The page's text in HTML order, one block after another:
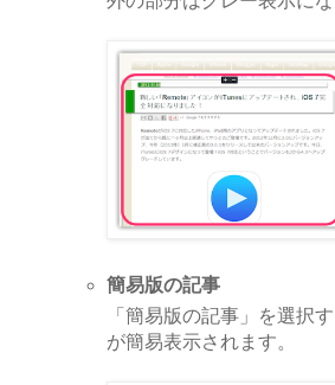
簡易版の記事
「簡易版の記事」を選択
が簡易表示されます。